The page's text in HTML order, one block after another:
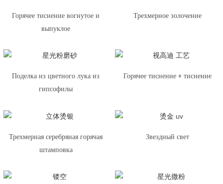
Горячее тиснение вогнутое и
выпуклое
Трехмерное золочение
Поделка из цветного лука из
гипсофилы
Горячее тиснение + тиснение
Трехмерная серебряная горячая
штамповка
Звездный свет